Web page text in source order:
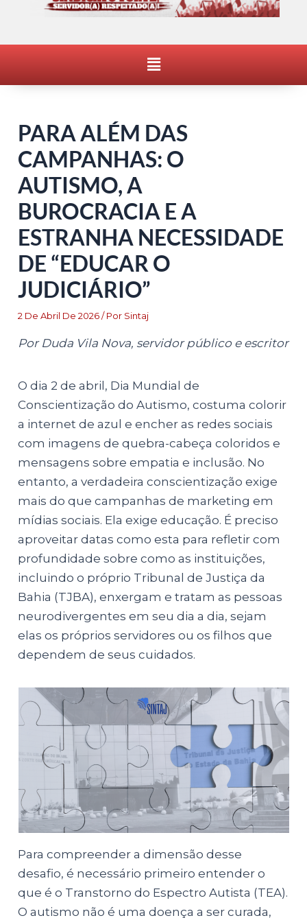
Menu
PARA ALÉM DAS
CAMPANHAS: O
AUTISMO, A
BUROCRACIA E A
ESTRANHA NECESSIDADE
DE “EDUCAR O
JUDICIÁRIO”
2 De Abril De 2026/ Por Sintaj
Por Duda Vila Nova, servidor público e escritor
O dia 2 de abril, Dia Mundial de
Conscientização do Autismo, costuma colorir
a internet de azul e encher as redes sociais
com imagens de quebra-cabeça coloridos e
mensagens sobre empatia e inclusão. No
entanto, a verdadeira conscientização exige
mais do que campanhas de marketing em
mídias sociais. Ela exige educação. É preciso
aproveitar datas como esta para refletir com
profundidade sobre como as instituições,
incluindo o próprio Tribunal de Justiça da
Bahia (TJBA), enxergam e tratam as pessoas
neurodivergentes em seu dia a dia, sejam
elas os próprios servidores ou os filhos que
dependem de seus cuidados.
Para compreender a dimensão desse
desafio, é necessário primeiro entender o
que é o Transtorno do Espectro Autista (TEA).
O autismo não é uma doença a ser curada,